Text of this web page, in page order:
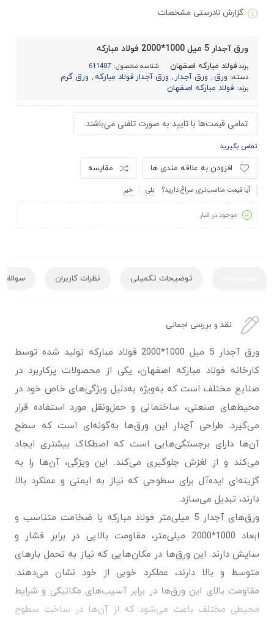
گزارش نادرستی مشخصات
ورق آجدار 5 میل 1000*2000 فولاد مبارکه
برندفولاد مبارکه اصفهان شناسه محصول: 611407
دسته: ورق, ورق آجدار , ورق آجدار فولاد مبارکه , ورق گرم
برند: فولاد مبارکه اصفهان
تمامی قیمت‌ها با تایید به صورت تلفنی می‌باشند.
تماس بگیرید
مقایسه افزودن به علاقه مندی ها
آیا قیمت مناسب‌تری سراغ دارید؟ بلی خیر
موجود در انبار
توضیحات تکمیلی نظرات کاربران سوالات
نقد و بررسی اجمالی
ورق آجدار 5 میل 1000*2000 فولاد مبارکه تولید شده توسط
کارخانه فولاد مبارکه اصفهان، یکی از محصولات پرکاربرد در
صنایع مختلف است که به‌ویژه به‌دلیل ویژگی‌های خاص خود در
محیط‌های صنعتی، ساختمانی و حمل‌ونقل مورد استفاده قرار
می‌گیرد. طراحی آج‌دار این ورق‌ها به‌گونه‌ای است که سطح
آن‌ها دارای برجستگی‌هایی است که اصطکاک بیشتری ایجاد
می‌کند و از لغزش جلوگیری می‌کند. این ویژگی، آن‌ها را به
گزینه‌ای ایده‌آل برای سطوحی که نیاز به ایمنی و عملکرد بالا
دارند، تبدیل می‌سازد.
ورق‌های آجدار 5 میلی‌متر فولاد مبارکه با ضخامت متناسب و
ابعاد 1000*2000 میلی‌متر، مقاومت بالایی در برابر فشار و
سایش دارند. این ورق‌ها در مکان‌هایی که نیاز به تحمل بارهای
متوسط و بالا دارند، عملکرد خوبی از خود نشان می‌دهند.
مقاومت بالای این ورق‌ها در برابر آسیب‌های مکانیکی و شرایط
محیطی مختلف باعث می‌شود که از آن‌ها در ساخت سطوح